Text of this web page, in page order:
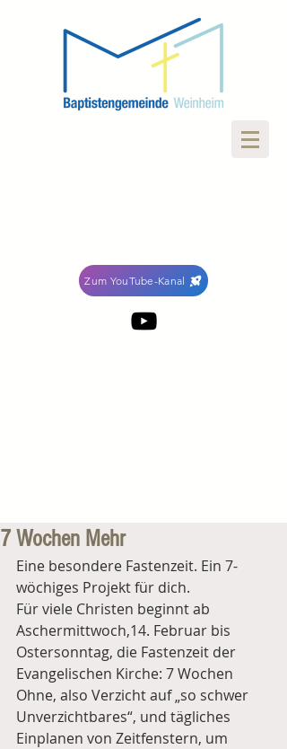
Zum YouTube-Kanal
7 Wochen Mehr
Eine besondere Fastenzeit. Ein 7-
wöchiges Projekt für dich.
Für viele Christen beginnt ab
Aschermittwoch,14. Februar bis
Ostersonntag, die Fastenzeit der
Evangelischen Kirche: 7 Wochen
Ohne, also Verzicht auf „so schwer
Unverzichtbares“, und tägliches
Einplanen von Zeitfenstern, um